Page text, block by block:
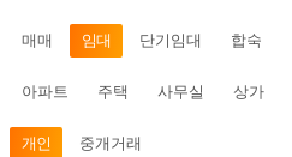
매매 임대 단기임대 합숙
아파트 주택 사무실 상가
개인 중개거래